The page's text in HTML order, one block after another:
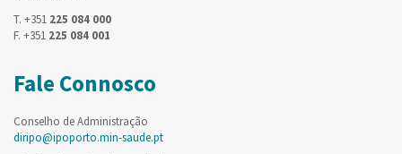
T. +351 225 084 000
F. +351 225 084 001
Fale Connosco
Conselho de Administração
diripo@ipoporto.min-saude.pt